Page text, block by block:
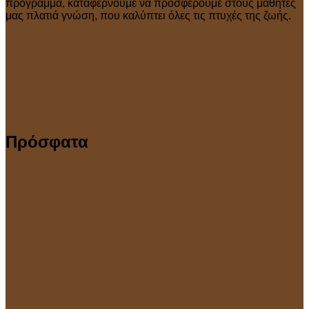
πρόγραμμα, καταφέρνουμε να προσφέρουμε στους μαθητές
μας πλατιά γνώση, που καλύπτει όλες τις πτυχές της ζωής.
Πρόσφατα